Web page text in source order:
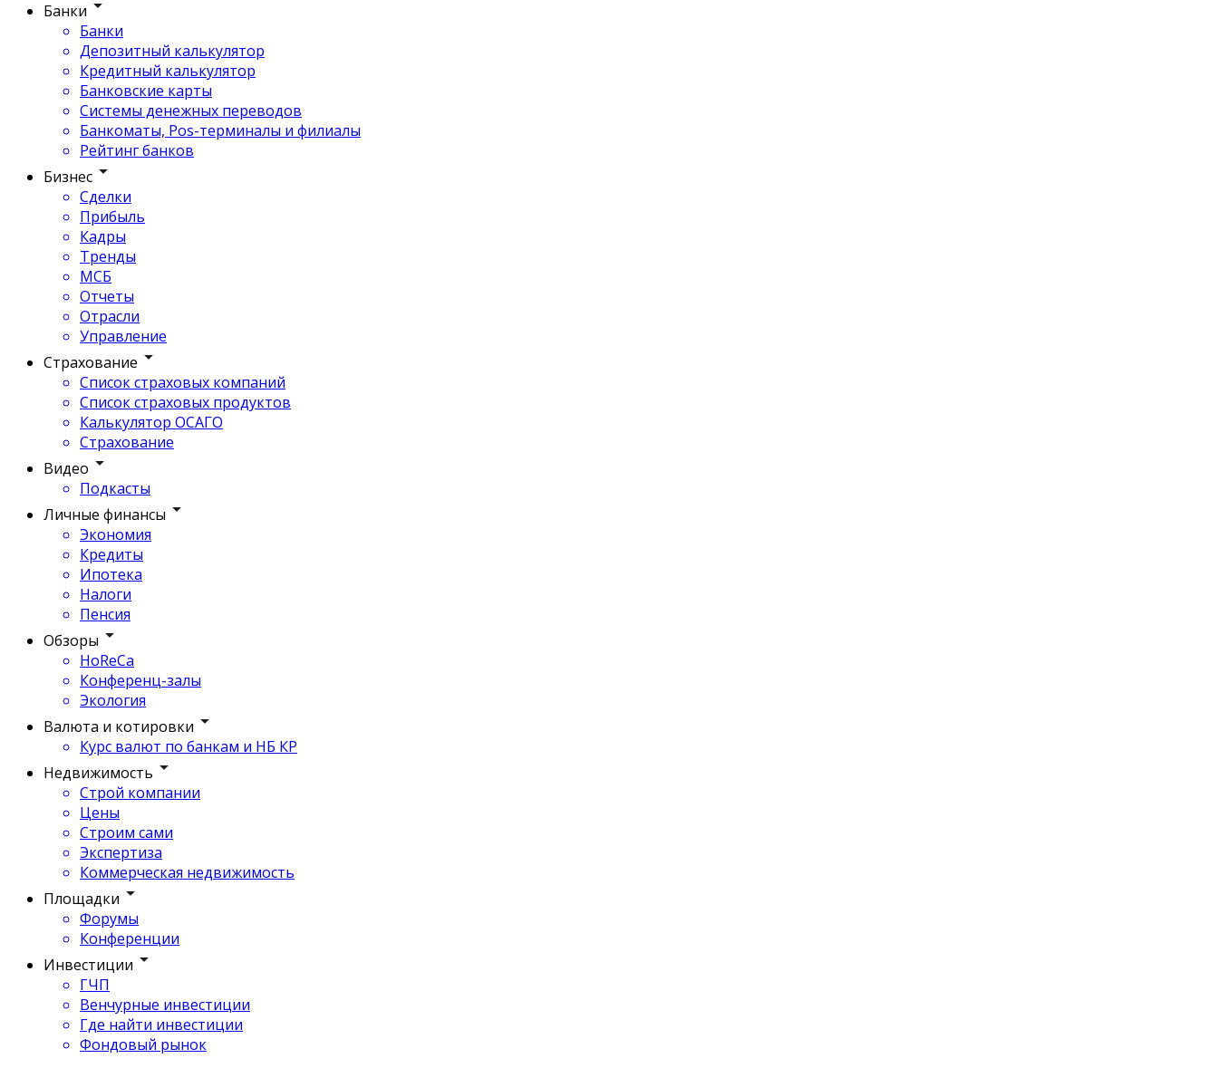
Банки
Банки
Депозитный калькулятор
Кредитный калькулятор
Банковские карты
Системы денежных переводов
Банкоматы, Pos-терминалы и филиалы
Рейтинг банков
Бизнес
Сделки
Прибыль
Кадры
Тренды
МСБ
Отчеты
Отрасли
Управление
Страхование
Список страховых компаний
Список страховых продуктов
Калькулятор ОСАГО
Страхование
Видео
Подкасты
Личные финансы
Экономия
Кредиты
Ипотека
Налоги
Пенсия
Обзоры
HoReCa
Конференц-залы
Экология
Валюта и котировки
Курс валют по банкам и НБ КР
Недвижимость
Строй компании
Цены
Строим сами
Экспертиза
Коммерческая недвижимость
Площадки
Форумы
Конференции
Инвестиции
ГЧП
Венчурные инвестиции
Где найти инвестиции
Фондовый рынок